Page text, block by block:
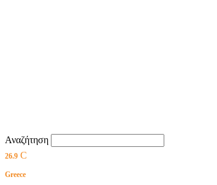
Αναζήτηση
26.9 C
Greece